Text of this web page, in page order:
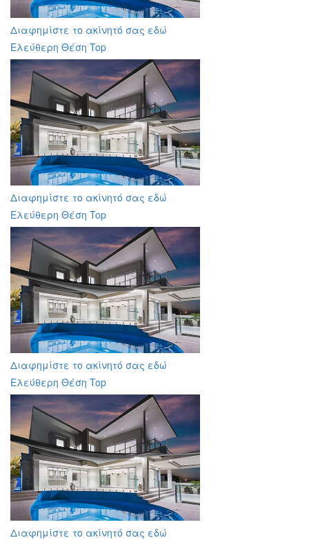
Διαφημίστε το ακίνητό σας εδώ
Ελεύθερη Θέση Top
Διαφημίστε το ακίνητό σας εδώ
Ελεύθερη Θέση Top
Διαφημίστε το ακίνητό σας εδώ
Ελεύθερη Θέση Top
Διαφημίστε το ακίνητό σας εδώ